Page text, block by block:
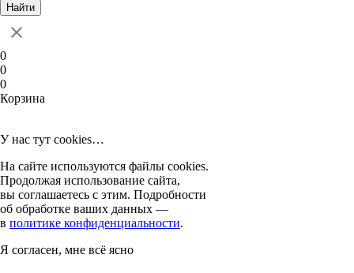
Найти
0
0
0
Корзина
У нас тут cookies…
На сайте используются файлы cookies.
Продолжая использование сайта,
вы соглашаетесь с этим. Подробности
об обработке ваших данных —
в политике конфиденциальности.
Я согласен, мне всё ясно